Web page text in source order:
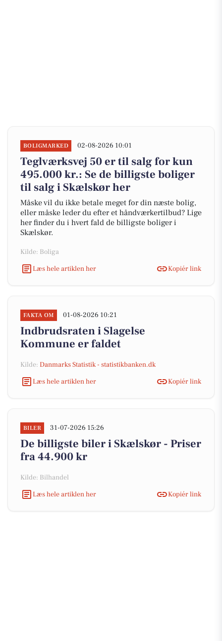
BOLIGMARKED 02-08-2026 10:01
Teglværksvej 50 er til salg for kun
495.000 kr.: Se de billigste boliger
til salg i Skælskør her
Måske vil du ikke betale meget for din næste bolig,
eller måske leder du efter et håndværkertilbud? Lige
her finder du i hvert fald de billigste boliger i
Skælskør.
Kilde: Boliga
Læs hele artiklen her
Kopiér link
FAKTA OM 01-08-2026 10:21
Indbrudsraten i Slagelse
Kommune er faldet
Kilde: Danmarks Statistik - statistikbanken.dk
Læs hele artiklen her
Kopiér link
BILER 31-07-2026 15:26
De billigste biler i Skælskør - Priser
fra 44.900 kr
Kilde: Bilhandel
Læs hele artiklen her
Kopiér link